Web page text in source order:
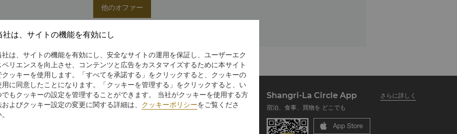
他のオファー
入
シャングリ・ラ グル
ープ
Shangri-La Circle App
さらに詳しく
宿泊、食事、買物を どこでも
社は、サイトの機能を有効にし
社は、サイトの機能を有効にし、安全なサイトの運用を保証し、ユーザーエク
ペリエンスを向上させ、コンテンツと広告をカスタマイズするために本サイト
クッキーを使用します。「すべてを承諾する」をクリックすると、クッキーの
用に同意したことになります。「クッキーを管理する」をクリックすると、い
でもクッキーの設定を管理することができます。 当社がクッキーを使用する方
およびクッキー設定の変更に関する詳細は、 クッキーポリシーをご覧くださ